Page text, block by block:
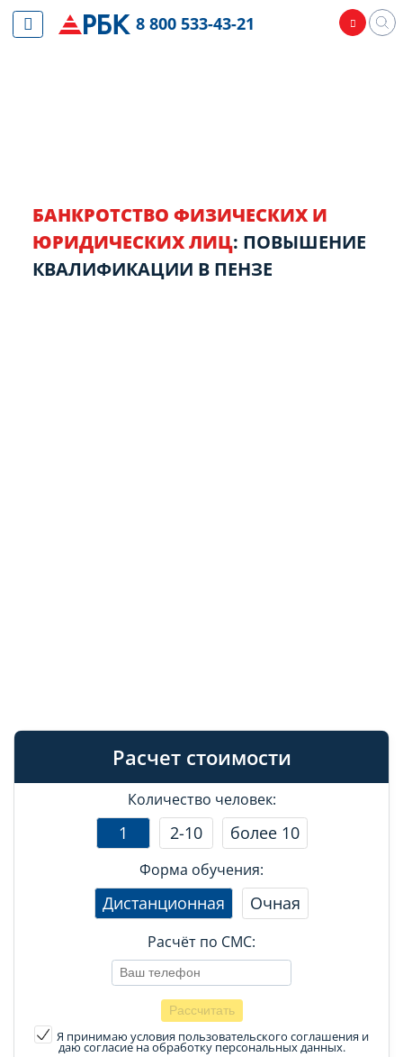
БАНКРОТСТВО ФИЗИЧЕСКИХ И
ЮРИДИЧЕСКИХ ЛИЦ: ПОВЫШЕНИЕ
КВАЛИФИКАЦИИ В ПЕНЗЕ
Расчет стоимости
Количество человек:
1 2-10 более 10
Форма обучения:
Дистанционная Очная
Расчёт по СМС:
Я принимаю условия пользовательского соглашения и
даю согласие на обработку персональных данных.
8 800 533-43-21